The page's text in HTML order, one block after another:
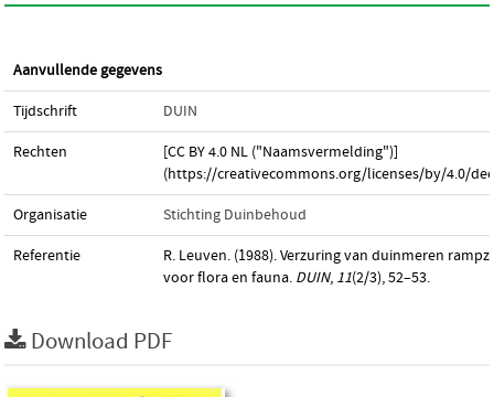
Aanvullende gegevens
Tijdschrift DUIN
Rechten
[CC BY 4.0 NL ("Naamsvermelding")]
(https://creativecommons.org/licenses/by/4.0/
Organisatie Stichting Duinbehoud
Referentie
R. Leuven. (1988). Verzuring van duinmeren
voor flora en fauna. DUIN, 11(2/3), 52–53.
Download PDF